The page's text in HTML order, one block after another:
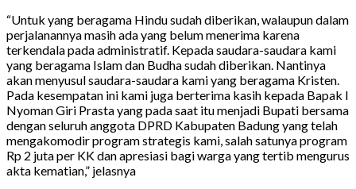
“Untuk yang beragama Hindu sudah diberikan, walaupun dalam
perjalanannya masih ada yang belum menerima karena
terkendala pada administratif. Kepada saudara-saudara kami
yang beragama Islam dan Budha sudah diberikan. Nantinya
akan menyusul saudara-saudara kami yang beragama Kristen.
Pada kesempatan ini kami juga berterima kasih kepada Bapak I
Nyoman Giri Prasta yang pada saat itu menjadi Bupati bersama
dengan seluruh anggota DPRD Kabupaten Badung yang telah
mengakomodir program strategis kami, salah satunya program
Rp 2 juta per KK dan apresiasi bagi warga yang tertib mengurus
akta kematian,” jelasnya